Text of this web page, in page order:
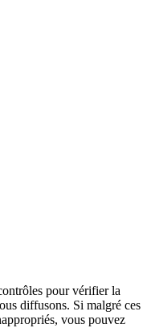
pour vérifier la
diffusons. Si malgré ces
vous pouvez